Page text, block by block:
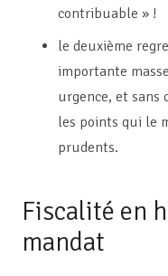
contribuable » !
le deuxième
importante
urgence, et sans
les points qui le
prudents.
Fiscalité en
mandat